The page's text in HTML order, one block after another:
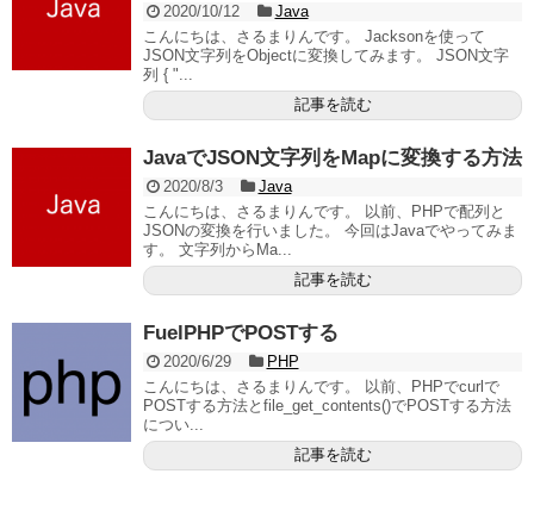
2020/10/12
Java
こんにちは、さるまりんです。 Jacksonを使って
JSON文字列をObjectに変換してみます。 JSON文字
列 { "...
記事を読む
JavaでJSON文字列をMapに変換する方法
2020/8/3
Java
こんにちは、さるまりんです。 以前、PHPで配列と
JSONの変換を行いました。 今回はJavaでやってみま
す。 文字列からMa...
記事を読む
FuelPHPでPOSTする
2020/6/29
PHP
こんにちは、さるまりんです。 以前、PHPでcurlで
POSTする方法とfile_get_contents()でPOSTする方法
につい...
記事を読む